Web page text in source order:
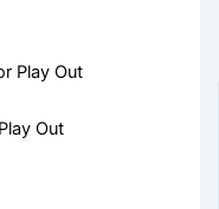
Out